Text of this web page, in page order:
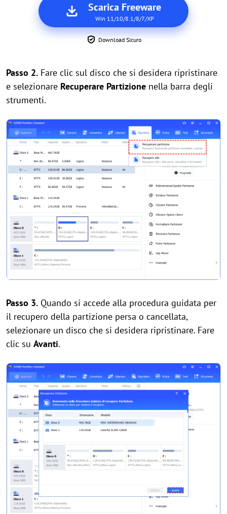
Scarica Freeware
Win 11/10/8.1/8/7/XP
Download Sicuro
Passo 2. Fare clic sul disco che si desidera ripristinare
e selezionare Recuperare Partizione nella barra degli
strumenti.
Passo 3. Quando si accede alla procedura guidata per
il recupero della partizione persa o cancellata,
selezionare un disco che si desidera ripristinare. Fare
clic su Avanti.